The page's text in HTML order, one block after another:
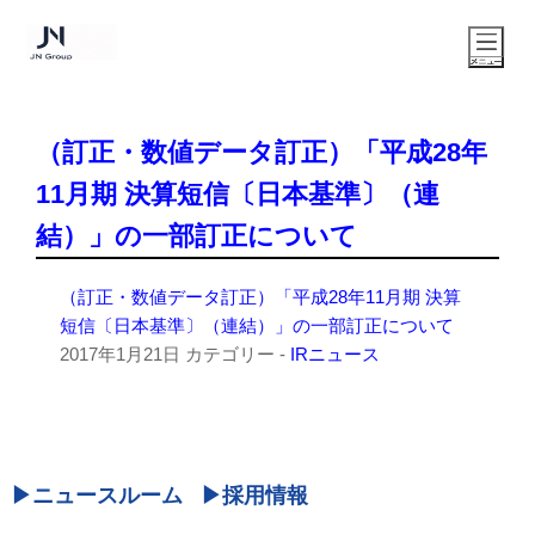
（訂正・数値データ訂正）「平成28年
11月期 決算短信〔日本基準〕（連
結）」の一部訂正について
（訂正・数値データ訂正）「平成28年11月期 決算
短信〔日本基準〕（連結）」の一部訂正について
2017年1月21日 カテゴリー - IRニュース
ニュースルーム 採用情報